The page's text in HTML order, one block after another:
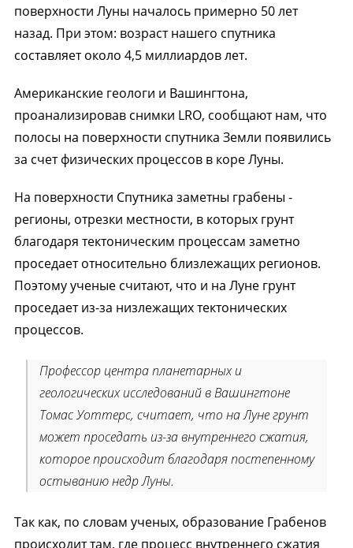
поверхности Луны началось примерно 50 лет
назад. При этом: возраст нашего спутника
составляет около 4,5 миллиардов лет.
Американские геологи и Вашингтона,
проанализировав снимки LRO, сообщают нам, что
полосы на поверхности спутника Земли появились
за счет физических процессов в коре Луны.
На поверхности Спутника заметны грабены -
регионы, отрезки местности, в которых грунт
благодаря тектоническим процессам заметно
проседает относительно близлежащих регионов.
Поэтому ученые считают, что и на Луне грунт
проседает из-за низлежащих тектонических
процессов.
Профессор центра планетарных и
геологических исследований в Вашингтоне
Томас Уоттерс, считает, что на Луне грунт
может проседать из-за внутреннего сжатия,
которое происходит благодаря постепенному
остыванию недр Луны.
Так как, по словам ученых, образование Грабенов
происходит там, где процесс внутреннего сжатия